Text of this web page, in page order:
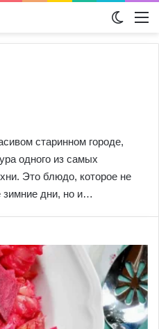
старинном городе,
одного из самых
Это блюдо, которое не
зимние дни, но и…